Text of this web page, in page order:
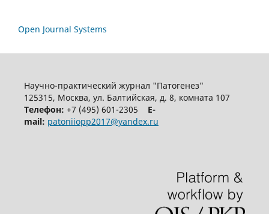
Open Journal Systems
Научно-практический журнал "Патогенез"
125315, Москва, ул. Балтийская, д. 8, комната 107
Телефон: +7 (495) 601-2305 E-
mail: patoniiopp2017@yandex.ru